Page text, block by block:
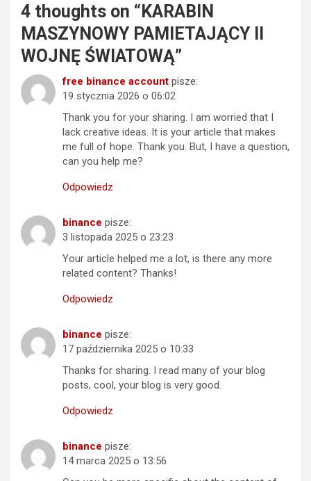
4 thoughts on “KARABIN
MASZYNOWY PAMIETAJĄCY II
WOJNĘ ŚWIATOWĄ”
free binance account pisze:
19 stycznia 2026 o 06:02
Thank you for your sharing. I am worried that I
lack creative ideas. It is your article that makes
me full of hope. Thank you. But, I have a question,
can you help me?
Odpowiedz
binance pisze:
3 listopada 2025 o 23:23
Your article helped me a lot, is there any more
related content? Thanks!
Odpowiedz
binance pisze:
17 października 2025 o 10:33
Thanks for sharing. I read many of your blog
posts, cool, your blog is very good.
Odpowiedz
binance pisze:
14 marca 2025 o 13:56